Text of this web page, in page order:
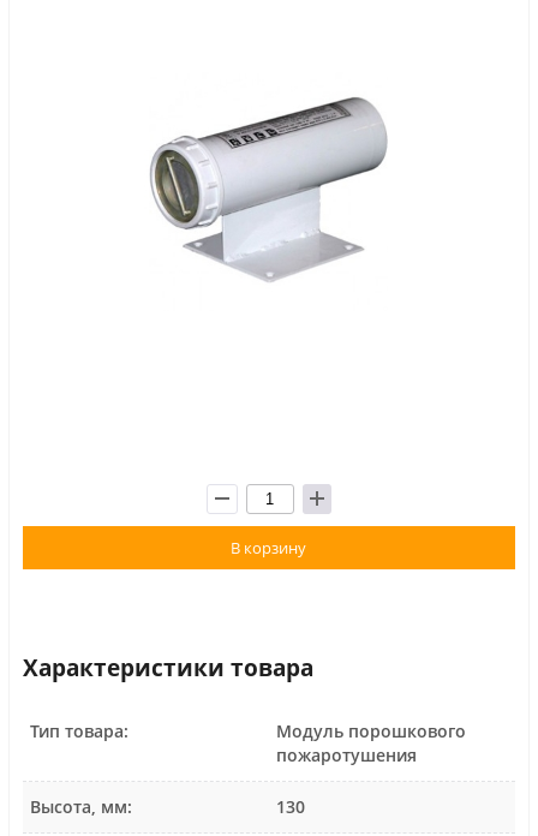
В корзину
Характеристики товара
Тип товара:
Модуль порошкового
пожаротушения
Высота, мм: 130